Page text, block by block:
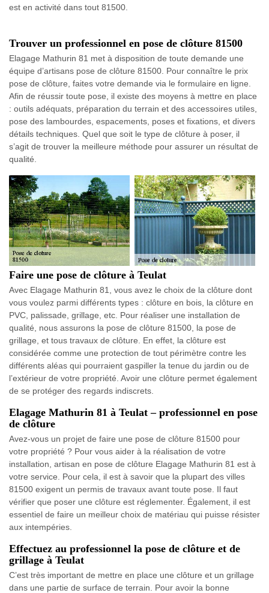
est en activité dans tout 81500.
Trouver un professionnel en pose de clôture 81500
Elagage Mathurin 81 met à disposition de toute demande une
équipe d’artisans pose de clôture 81500. Pour connaître le prix
pose de clôture, faites votre demande via le formulaire en ligne.
Afin de réussir toute pose, il existe des moyens à mettre en place
: outils adéquats, préparation du terrain et des accessoires utiles,
pose des lambourdes, espacements, poses et fixations, et divers
détails techniques. Quel que soit le type de clôture à poser, il
s’agit de trouver la meilleure méthode pour assurer un résultat de
qualité.
Faire une pose de clôture à Teulat
Avec Elagage Mathurin 81, vous avez le choix de la clôture dont
vous voulez parmi différents types : clôture en bois, la clôture en
PVC, palissade, grillage, etc. Pour réaliser une installation de
qualité, nous assurons la pose de clôture 81500, la pose de
grillage, et tous travaux de clôture. En effet, la clôture est
considérée comme une protection de tout périmètre contre les
différents aléas qui pourraient gaspiller la tenue du jardin ou de
l’extérieur de votre propriété. Avoir une clôture permet également
de se protéger des regards indiscrets.
Elagage Mathurin 81 à Teulat – professionnel en pose
de clôture
Avez-vous un projet de faire une pose de clôture 81500 pour
votre propriété ? Pour vous aider à la réalisation de votre
installation, artisan en pose de clôture Elagage Mathurin 81 est à
votre service. Pour cela, il est à savoir que la plupart des villes
81500 exigent un permis de travaux avant toute pose. Il faut
vérifier que poser une clôture est réglementer. Également, il est
essentiel de faire un meilleur choix de matériau qui puisse résister
aux intempéries.
Effectuez au professionnel la pose de clôture et de
grillage à Teulat
C’est très important de mettre en place une clôture et un grillage
dans une partie de surface de terrain. Pour avoir la bonne